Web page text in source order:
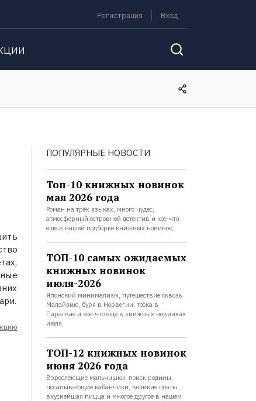
Регистрация Вход
ПОПУЛЯРНЫЕ НОВОСТИ
Топ-10 книжных новинок
мая 2026 года
Роман на трёх языках, много чудес,
атмосферный островной детектив и кое-что
ещё в нашей подборке книжных новинок.
ТОП-10 самых ожидаемых
книжных новинок
июля-2026
Японский минимализм, путешествие сквозь
Малайзию, буря в Норвегии, тоска в
Парагвае и кое-что ещё в книжных новинках
июля.
ТОП-12 книжных новинок
июня 2026 года
Взрослеющие мальчишки, поиск родины,
посапывающие кабанчики, великие поэты,
вкуснейшая пицца и многое другое в нашем